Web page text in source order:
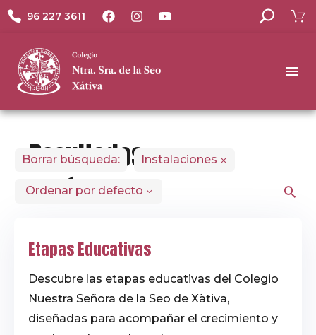
96 227 3611
Resultados
de búsqueda
secciones, noticias
y páginas.
Utiliza esta página para
Borrar búsqueda: Instalaciones
Ordenar por defecto
Etapas Educativas
Descubre las etapas educativas del Colegio
Nuestra Señora de la Seo de Xàtiva,
diseñadas para acompañar el crecimiento y